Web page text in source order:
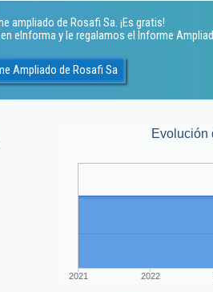
ampliado de Rosafi Sa. ¡Es gratis!
eInforma y le regalamos el Informe
Ampliado de Rosafi Sa
Evolución
2021 2022